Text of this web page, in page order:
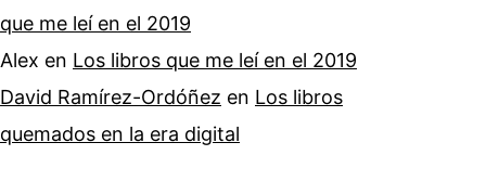
que me leí en el 2019
Alex en Los libros que me leí en el 2019
David Ramírez-Ordóñez en Los libros
quemados en la era digital